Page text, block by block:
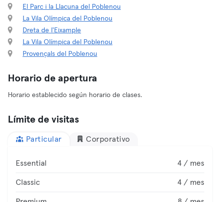
El Parc i la Llacuna del Poblenou
La Vila Olímpica del Poblenou
Dreta de l'Eixample
La Vila Olímpica del Poblenou
Provençals del Poblenou
Horario de apertura
Horario establecido según horario de clases.
Límite de visitas
Particular Corporativo
Essential 4 / mes
Classic 4 / mes